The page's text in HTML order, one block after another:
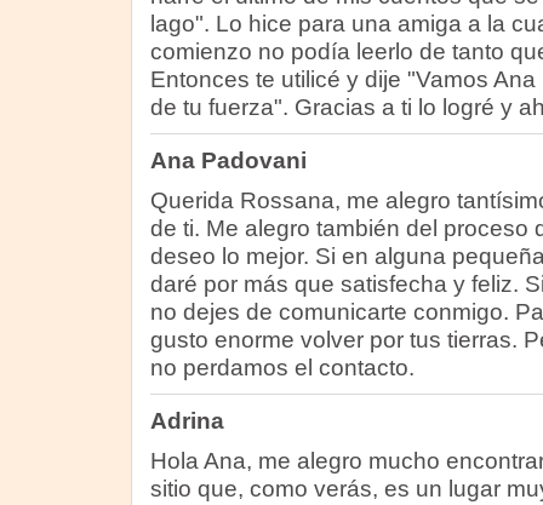
lago". Lo hice para una amiga a la
comienzo no podía leerlo de tanto
Entonces te utilicé y dije "Vamos
de tu fuerza". Gracias a ti lo logré y
Ana Padovani
Querida Rossana, me alegro
de ti. Me alegro también del proceso
deseo lo mejor. Si en alguna
daré por más que satisfecha y feliz.
no dejes de comunicarte conmigo.
gusto enorme volver por tus tierras.
no perdamos el contacto.
Adrina
Hola Ana, me alegro mucho
sitio que, como verás, es un lugar